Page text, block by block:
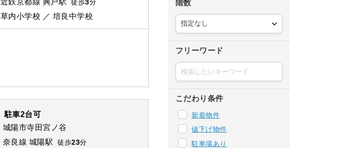
近鉄京都線 興戸駅 徒歩3分
草内小学校 ／ 培良中学校
駐車2台可
城陽市寺田宮ノ谷
奈良線 城陽駅 徒歩23分
階数
フリーワード
こだわり条件
新着物件
値下げ物件
駐車場あり